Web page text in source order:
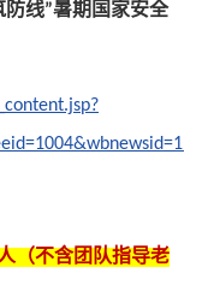
防线”暑期国家安全
（不含团队指导老